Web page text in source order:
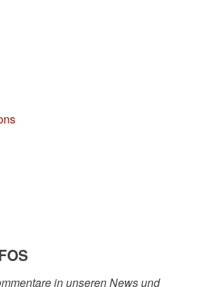
in unseren News und